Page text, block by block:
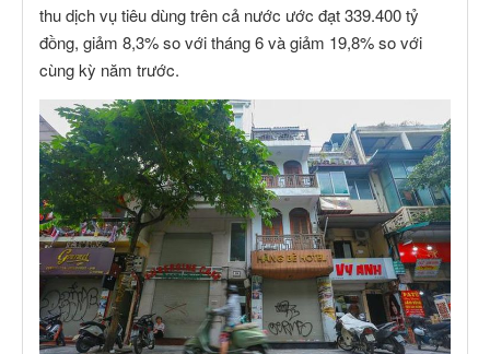
thu dịch vụ tiêu dùng trên cả nước ước đạt 339.400 tỷ
đồng, giảm 8,3% so với tháng 6 và giảm 19,8% so với
cùng kỳ năm trước.